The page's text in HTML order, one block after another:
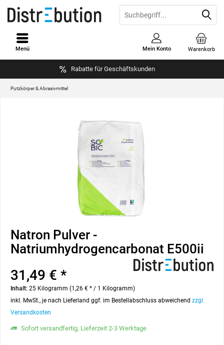
Rabatte für Geschäftskunden
Warenkorb
Mein Konto
Menü
Putzkörper & Abrasivmittel
Natron Pulver -
Natriumhydrogencarbonat E500ii
31,49 € *
Inhalt: 25 Kilogramm (1,26 € * / 1 Kilogramm)
inkl. MwSt., je nach Lieferland ggf. im Bestellabschluss abweichend zzgl.
Versandkosten
Sofort versandfertig, Lieferzeit 2-3 Werktage